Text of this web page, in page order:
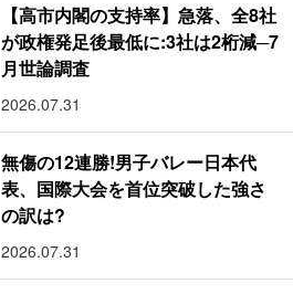
【高市内閣の支持率】急落、全8社
が政権発足後最低に:3社は2桁減─7
月世論調査
2026.07.31
無傷の12連勝!男子バレー日本代
表、国際大会を首位突破した強さ
の訳は?
2026.07.31